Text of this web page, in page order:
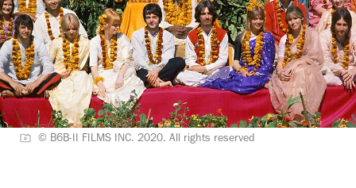
© B6B-II FILMS INC. 2020. All rights reserved